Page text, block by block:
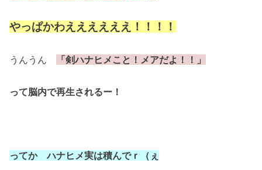
やっぱかわええええええ！！！！
うんうん 「剣ハナヒメこと！メアだよ！！」
って脳内で再生されるー！
ってか ハナヒメ実は積んでｒ（ぇ